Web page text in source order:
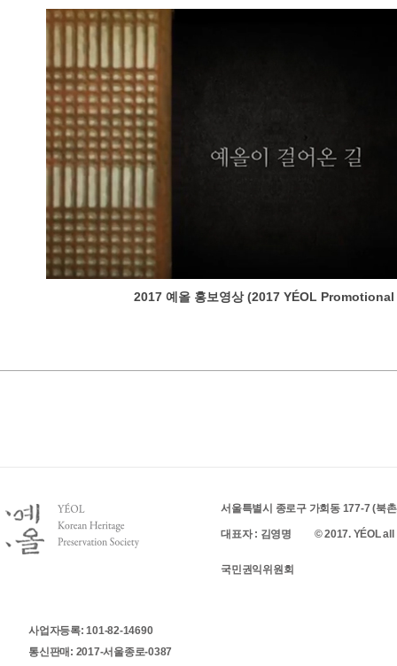
2017 예올 홍보영상 (2017 YÉOL
서울특별시 종로구 가회동 177-7 (북
대표자 : 김영명 © 2017. YÉOL
국민권익위원회
사업자등록: 101-82-14690
통신판매: 2017-서울종로-0387